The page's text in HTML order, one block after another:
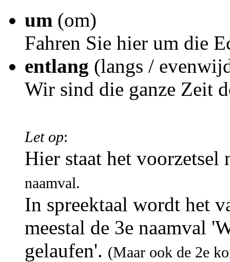
um (om)
Fahren Sie hier um die
entlang (langs /
Wir sind die ganze Zeit
Let op:
Hier staat het voorzetsel
naamval.
In spreektaal wordt het
meestal de 3e naamval
gelaufen'. (Maar ook de 2e